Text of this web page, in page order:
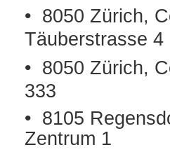
• 8050 Zürich,
Täuberstrasse 4
• 8050 Zürich,
333
• 8105
Zentrum 1